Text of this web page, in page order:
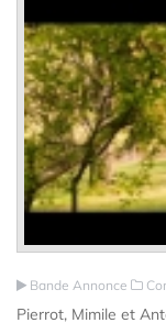
Bande Annonce
Pierrot, Mimile et